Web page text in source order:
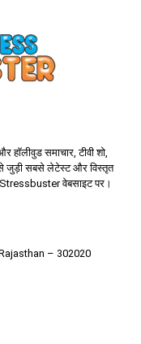
समाचार, टीवी शो,
से जुड़ी सबसे लेटेस्ट और विस्तृत
Stressbuster वेबसाइट पर।
– 302020